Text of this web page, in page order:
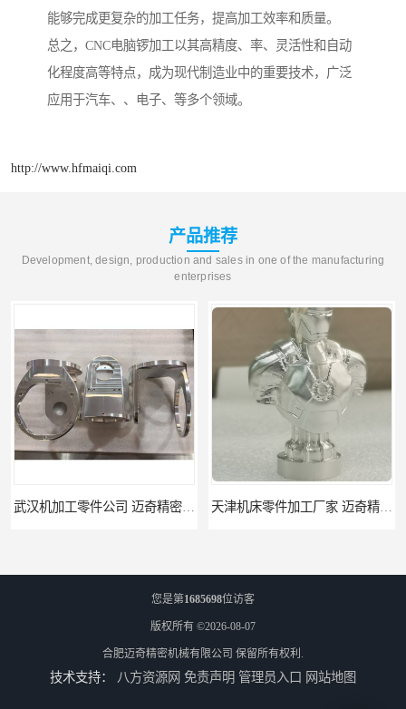
能够完成更复杂的加工任务，提高加工效率和质量。
总之，CNC电脑锣加工以其高精度、率、灵活性和自动
化程度高等特点，成为现代制造业中的重要技术，广泛
应用于汽车、、电子、等多个领域。
http://www.hfmaiqi.com
产品推荐
Development, design, production and sales in one of the manufacturing
enterprises
武汉机加工零件公司 迈奇精密机械 批量订单可免费打样 天津机床零件加工厂家 迈奇精密机械 一站式服务
您是第1685698位访客
版权所有 ©2026-08-07
合肥迈奇精密机械有限公司 保留所有权利.
技术支持： 八方资源网 免责声明 管理员入口 网站地图